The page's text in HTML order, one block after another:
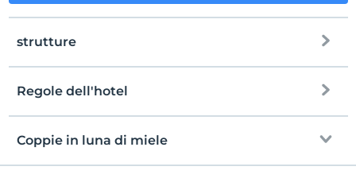
1 bambino/i fino all'età di 6 per camera non pagano
strutture
Gratuito Wi-Fi
Regole dell'hotel
registrare
En erken saat 12:00 ve sonrası
Guardare
Coppie in luna di miele